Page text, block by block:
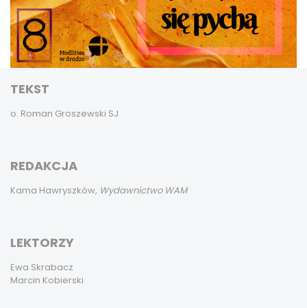
TEKST
o. Roman Groszewski SJ
REDAKCJA
Kama Hawryszków, Wydawnictwo WAM
LEKTORZY
Ewa Skrabacz
Marcin Kobierski